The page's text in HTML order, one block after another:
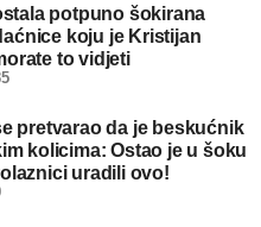
potpuno šokirana
koju je Kristijan
to vidjeti
pretvarao da je beskućnik
kolicima: Ostao je u šoku
uradili ovo!